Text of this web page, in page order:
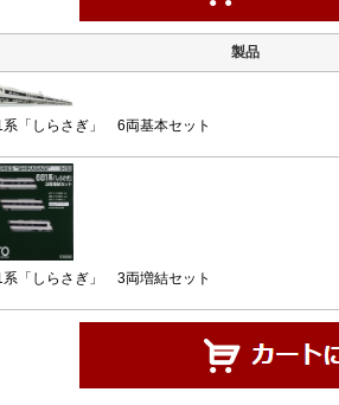
製品
系「しらさぎ」 6両基本セット
系「しらさぎ」 3両増結セット